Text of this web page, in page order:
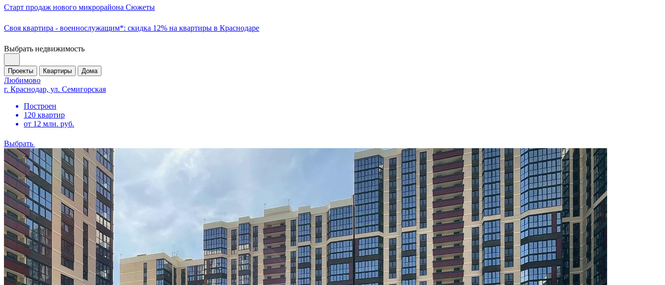
Старт продаж нового микрорайона Сюжеты
Своя квартира - военнослужащим*: скидка 12% на квартиры в Краснодаре
Выбрать недвижимость
Проекты Квартиры Дома
Любимово
г. Краснодар, ул. Семигорская
Построен
120 квартир
от 12 млн. руб.
Выбрать